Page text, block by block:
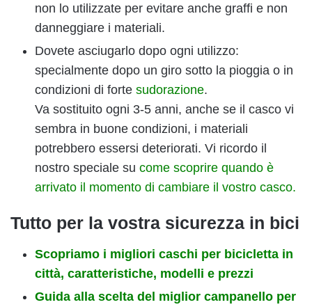
non lo utilizzate per evitare anche graffi e non
danneggiare i materiali.
Dovete asciugarlo dopo ogni utilizzo:
specialmente dopo un giro sotto la pioggia o in
condizioni di forte sudorazione.
Va sostituito ogni 3-5 anni, anche se il casco vi
sembra in buone condizioni, i materiali
potrebbero essersi deteriorati. Vi ricordo il
nostro speciale su come scoprire quando è
arrivato il momento di cambiare il vostro casco.
Tutto per la vostra sicurezza in bici
Scopriamo i migliori caschi per bicicletta in
città, caratteristiche, modelli e prezzi
Guida alla scelta del miglior campanello per